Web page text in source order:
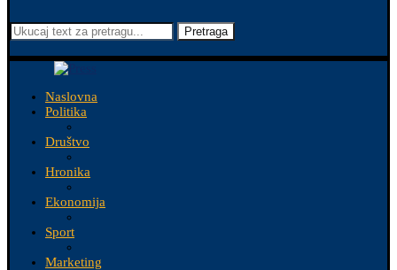
Pretraga
Naslovna
Politika
Društvo
Hronika
Ekonomija
Sport
Marketing